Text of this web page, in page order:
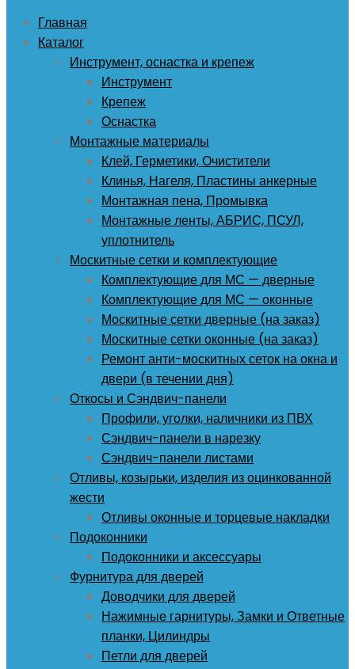
Главная
Каталог
Инструмент, оснастка и крепеж
Инструмент
Крепеж
Оснастка
Монтажные материалы
Клей, Герметики, Очистители
Клинья, Нагеля, Пластины анкерные
Монтажная пена, Промывка
Монтажные ленты, АБРИС, ПСУЛ,
уплотнитель
Москитные сетки и комплектующие
Комплектующие для МС — дверные
Комплектующие для МС — оконные
Москитные сетки дверные (на заказ)
Москитные сетки оконные (на заказ)
Ремонт анти-москитных сеток на окна и
двери (в течении дня)
Откосы и Сэндвич-панели
Профили, уголки, наличники из ПВХ
Сэндвич-панели в нарезку
Сэндвич-панели листами
Отливы, козырьки, изделия из оцинкованной
жести
Отливы оконные и торцевые накладки
Подоконники
Подоконники и аксессуары
Фурнитура для дверей
Доводчики для дверей
Нажимные гарнитуры, Замки и Ответные
планки, Цилиндры
Петли для дверей